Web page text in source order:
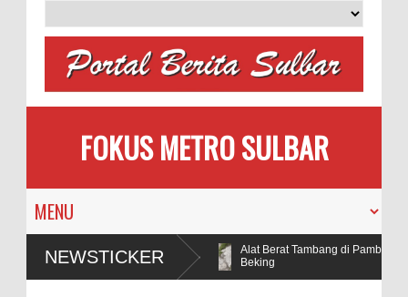
FOKUS METRO SULBAR
NEWSTICKER
Raib, Polisi Ringkus ASN dan
Alat Berat Tambang di Pamboang
Beking